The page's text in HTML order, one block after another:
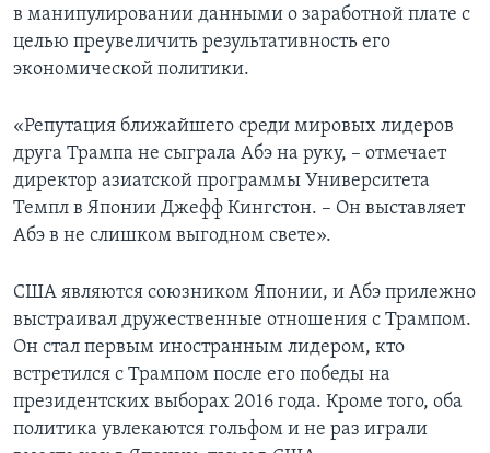
в манипулировании данными о заработной плате с
целью преувеличить результативность его
экономической политики.
«Репутация ближайшего среди мировых лидеров
друга Трампа не сыграла Абэ на руку, – отмечает
директор азиатской программы Университета
Темпл в Японии Джефф Кингстон. – Он выставляет
Абэ в не слишком выгодном свете».
США являются союзником Японии, и Абэ прилежно
выстраивал дружественные отношения с Трампом.
Он стал первым иностранным лидером, кто
встретился с Трампом после его победы на
президентских выборах 2016 года. Кроме того, оба
политика увлекаются гольфом и не раз играли